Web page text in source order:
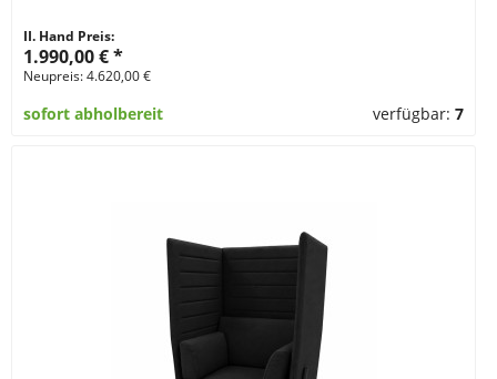
II. Hand Preis:
1.990,00 €*
Neupreis: 4.620,00 €
sofort abholbereit verfügbar:7